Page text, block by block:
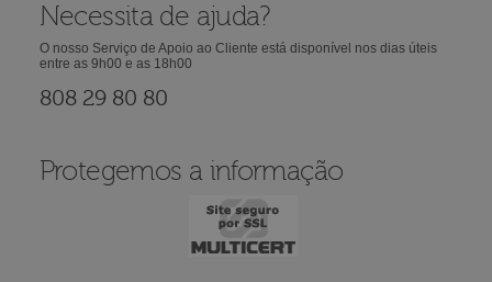
Necessita de ajuda?
O nosso Serviço de Apoio ao Cliente está disponível nos dias úteis
entre as 9h00 e as 18h00
808 29 80 80
Protegemos a informação